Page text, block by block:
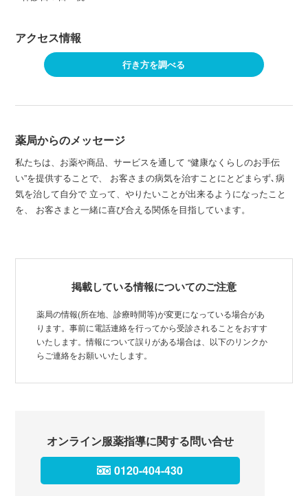
アクセス情報
行き方を調べる
薬局からのメッセージ
私たちは、お薬や商品、サービスを通して “健康なくらしのお手伝
い”を提供することで、 お客さまの病気を治すことにとどまらず､病
気を治して自分で 立って、やりたいことが出来るようになったこと
を、 お客さまと一緒に喜び合える関係を目指しています。
掲載している情報についてのご注意
薬局の情報(所在地、診療時間等)が変更になっている場合があ
ります。事前に電話連絡を行ってから受診されることをおすす
いたします。情報について誤りがある場合は、以下のリンクか
らご連絡をお願いいたします。
オンライン服薬指導に関する問い合せ
0120-404-430